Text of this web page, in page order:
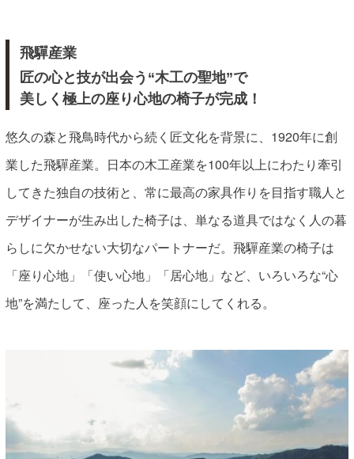
飛驒産業
匠の心と技が出会う“木工の聖地”で
美しく極上の座り心地の椅子が完成！
悠久の森と飛鳥時代から続く匠文化を背景に、1920年に創
業した飛驒産業。日本の木工産業を100年以上にわたり牽引
してきた独自の技術と、常に最高の家具作りを目指す職人と
デザイナーが生み出した椅子は、単なる道具ではなく人の暮
らしに欠かせない大切なパートナーだ。飛驒産業の椅子は
「座り心地」「使い心地」「居心地」など、いろいろな“心
地”を満たして、座った人を笑顔にしてくれる。